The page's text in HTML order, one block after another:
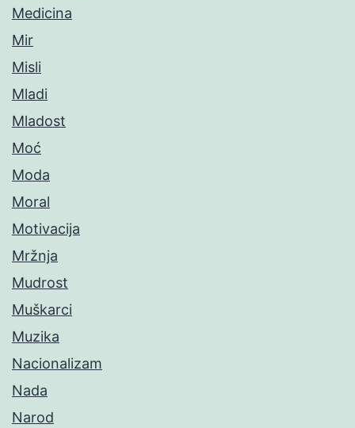
Medicina
Mir
Misli
Mladi
Mladost
Moć
Moda
Moral
Motivacija
Mržnja
Mudrost
Muškarci
Muzika
Nacionalizam
Nada
Narod